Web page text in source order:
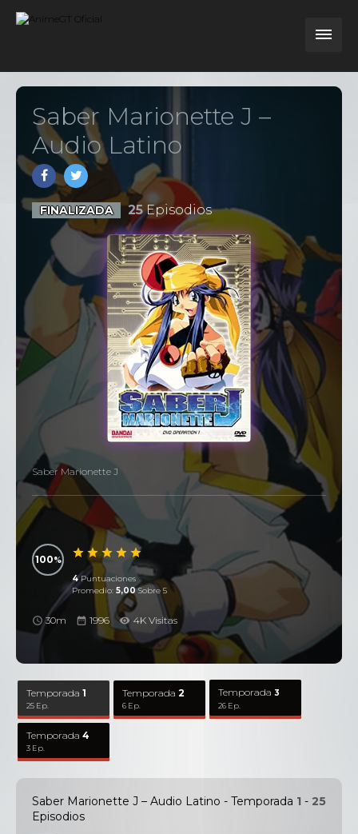
Saber Marionette J –
Audio Latino
FINALIZADA 25Episodios
Saber Marionette J
100
4Puntuaciones
Promedio: 5,00Sobre 5
30m 1996 4K Visitas
Temporada1
25 Ep.
Temporada2
6 Ep.
Temporada3
26 Ep.
Temporada4
3 Ep.
Saber Marionette J – Audio Latino - Temporada 1 - 25
Episodios